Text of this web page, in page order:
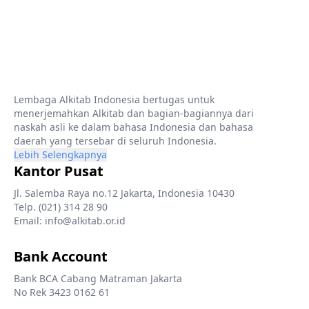
Lembaga Alkitab Indonesia bertugas untuk
menerjemahkan Alkitab dan bagian-bagiannya dari
naskah asli ke dalam bahasa Indonesia dan bahasa
daerah yang tersebar di seluruh Indonesia.
Lebih Selengkapnya
Kantor Pusat
Jl. Salemba Raya no.12 Jakarta, Indonesia 10430
Telp. (021) 314 28 90
Email: info@alkitab.or.id
Bank Account
Bank BCA Cabang Matraman Jakarta
No Rek 3423 0162 61